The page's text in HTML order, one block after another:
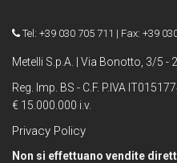
Tel: +39 030 705 711 | Fax: +39
Metelli S.p.A. | Via Bonotto, 3/5 -
Reg. Imp. BS - C.F. P.IVA
€ 15.000.000 i.v.
Privacy Policy
Non si effettuano vendite